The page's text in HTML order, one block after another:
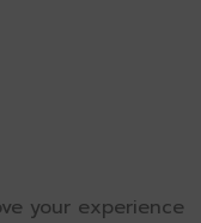
your experience